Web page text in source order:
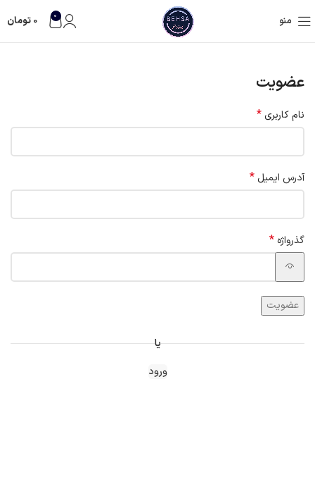
منو 0
0 تومان
عضویت
نام کاربری *
آدرس ایمیل *
گذرواژه *
عضویت
یا
ورود